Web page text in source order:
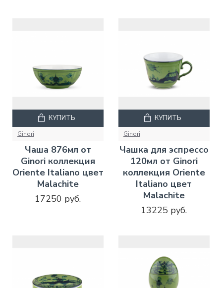
Ginori
Чаша 876мл от
Ginori коллекция
Oriente Italiano цвет
Malachite
17250 руб.
КУПИТЬ
Ginori
Чашка для эспрессо
120мл от Ginori
коллекция Oriente
Italiano цвет
Malachite
13225 руб.
КУПИТЬ